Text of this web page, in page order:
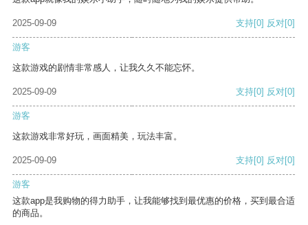
2025-09-09 支持[0] 反对[0]
游客
这款游戏的剧情非常感人，让我久久不能忘怀。
2025-09-09 支持[0] 反对[0]
游客
这款游戏非常好玩，画面精美，玩法丰富。
2025-09-09 支持[0] 反对[0]
游客
这款app是我购物的得力助手，让我能够找到最优惠的价格，买到最合适
的商品。